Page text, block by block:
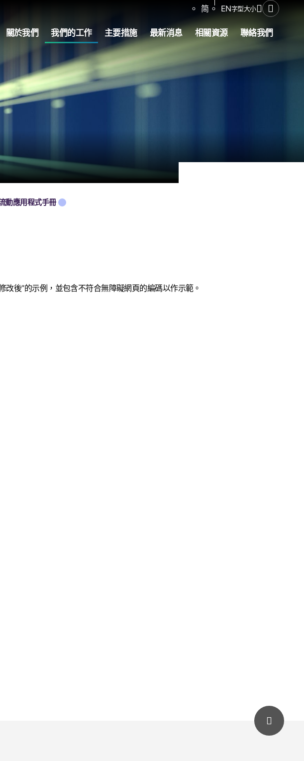
简 EN字型大小分享開啟搜尋
關於我們 我們的工作 主要措施 最新消息 相關資源 聯絡我們
動應用程式手冊
後”的示例，並包含不符合無障礙網頁的編碼以作示範。